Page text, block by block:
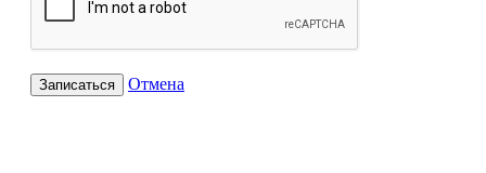
Записаться Отмена